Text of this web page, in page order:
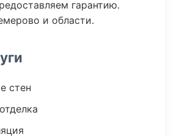
гарантию.
и области.
стен